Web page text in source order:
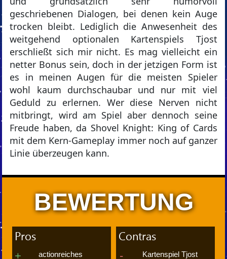
geschriebenen Dialogen, bei denen kein Auge
trocken bleibt. Lediglich die Anwesenheit des
weitgehend optionalen Kartenspiels Tjost
erschließt sich mir nicht. Es mag vielleicht ein
netter Bonus sein, doch in der jetzigen Form ist
es in meinen Augen für die meisten Spieler
wohl kaum durchschaubar und nur mit viel
Geduld zu erlernen. Wer diese Nerven nicht
mitbringt, wird am Spiel aber dennoch seine
Freude haben, da Shovel Knight: King of Cards
mit dem Kern-Gameplay immer noch auf ganzer
Linie überzeugen kann.
BEWERTUNG
Pros
actionreiches
Contras
Kartenspiel Tjost